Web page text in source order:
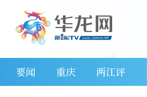
要闻 重庆 两江评